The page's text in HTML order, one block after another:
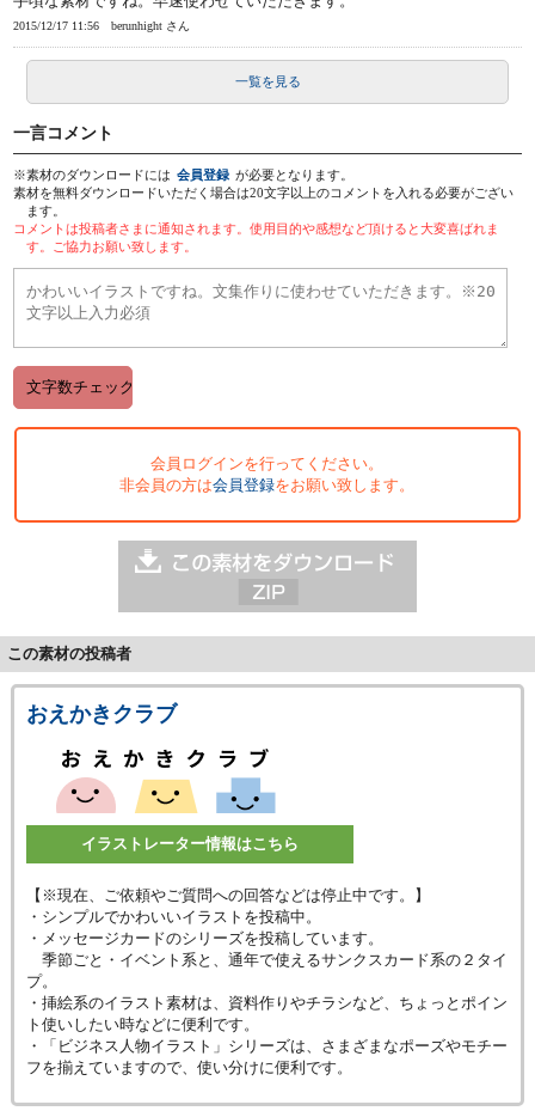
2015/12/17 11:56 berunhight さん
一覧を見る
一言コメント
※素材のダウンロードには 会員登録 が必要となります。
素材を無料ダウンロードいただく場合は20文字以上のコメントを入れる必要がござい
ます。
コメントは投稿者さまに通知されます。使用目的や感想など頂けると大変喜ばれま
す。ご協力お願い致します。
会員ログインを行ってください。
非会員の方は会員登録をお願い致します。
この素材の投稿者
おえかきクラブ
イラストレーター情報はこちら
【※現在、ご依頼やご質問への回答などは停止中です。】
・シンプルでかわいいイラストを投稿中。
・メッセージカードのシリーズを投稿しています。
季節ごと・イベント系と、通年で使えるサンクスカード系の２タイ
プ。
・挿絵系のイラスト素材は、資料作りやチラシなど、ちょっとポイン
ト使いしたい時などに便利です。
・「ビジネス人物イラスト」シリーズは、さまざまなポーズやモチー
フを揃えていますので、使い分けに便利です。